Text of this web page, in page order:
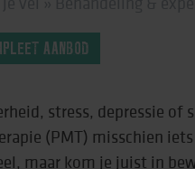
wonen
Vrije tijd
& dagbesteding
AANBOD
stress, depressie of
(PMT) misschien
maar kom je juist in